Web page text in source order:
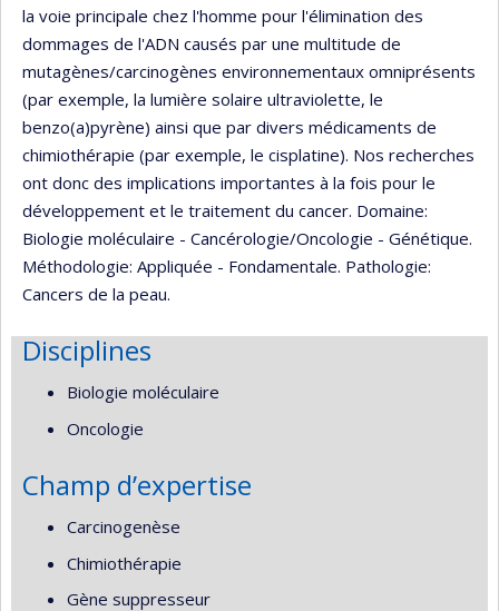
la voie principale chez l'homme pour l'élimination des
dommages de l'ADN causés par une multitude de
mutagènes/carcinogènes environnementaux omniprésents
(par exemple, la lumière solaire ultraviolette, le
benzo(a)pyrène) ainsi que par divers médicaments de
chimiothérapie (par exemple, le cisplatine). Nos recherches
ont donc des implications importantes à la fois pour le
développement et le traitement du cancer. Domaine:
Biologie moléculaire - Cancérologie/Oncologie - Génétique.
Méthodologie: Appliquée - Fondamentale. Pathologie:
Cancers de la peau.
Disciplines
Biologie moléculaire
Oncologie
Champ d’expertise
Carcinogenèse
Chimiothérapie
Gène suppresseur